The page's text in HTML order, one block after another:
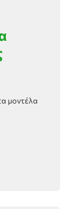
μοντέλα